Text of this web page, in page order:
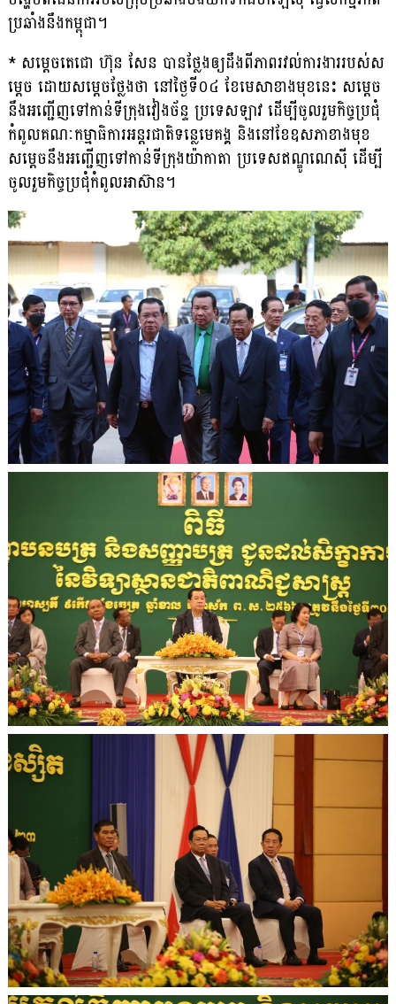
ប្រឆាំងនឹងកម្ពុជា។
* សម្តេចតេជោ ហ៊ុន សែន បានថ្លែងឲ្យដឹងពីភាពរវល់ការងាររបស់ស
ម្តេច ដោយសម្តេចថ្លែងថា នៅថ្ងៃទី០៤ ខែមេសាខាងមុខនេះ សម្តេច
នឹងអញ្ជើញទៅកាន់ទីក្រុងវៀងច័ន្ទ ប្រទេសឡាវ ដើម្បីចូលរួមកិច្ចប្រជុំ
កំពូលគណៈកម្មាធិការអន្តរជាតិទន្លេមេគង្គ និងនៅខែឧសភាខាងមុខ
សម្តេចនឹងអញ្ជើញទៅកាន់ទីក្រុងយ៉ាកាតា ប្រទេសឥណ្ឌូណេស៊ី ដើម្បី
ចូលរួមកិច្ចប្រជុំកំពូលអាស៊ាន។